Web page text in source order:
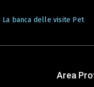
La banca delle visite Pet
Area